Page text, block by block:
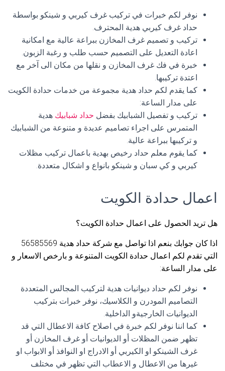
نوفر لكم خبرات في تركيب غرف كيربي و شينكو بواسطة
حداد غرف كيربي هدية المحترف.
تركيب و تصميم غرف المخازن ببراعة عالية مع امكانية
اعادة التعديل على التصميم حسب طلب و رغبة الزبون.
خبرة في فك غرف المخازن و نقلها من مكان الى آخر مع
اعتدة تركيبها.
كما يقدم لكم حداد هدية مجموعة من خدمات حدادة الكويت
على مدار الساعة:
تركيب و تفصيل الشبابيك بفضل حداد شبابيك هدية
المتمرس على اجراء تصاميم عديدة و متنوعة من الشبابيك
و تركيبها ببراعة عالية.
كما يقوم معلم حداد رخيص بهدية باعمال تركيب مظلات
كيربي و كي سبان و شينكو بانواع و اشكال متعددة.
اعمال حدادة الكويت
هل تريد الحصول على اعمال حدادة الكويت؟
اذا كان جوابك بنعم اذا تواصل مع شركة حداد هدية 56585569
التي تقدم لكم اعمال حدادة الكويت المتنوعة و بارخص الاسعار و
على مدار الساعة:
نوفر لكم حداد ديوانيات هدية لتركيب المجالس المتعددة
التصاميم المودرن و الكلاسيك، نوفر خبرات بتركيب
الديوانيات الخارجيةو الداخلية.
كما اننا نوفر لكم خبرة في اصلاح كافة الاعطال التي قد
تظهر ضمن المظلات أو الديوانيات أو غرف المخازن أو
غرف الشينكو او الكيربي أو الادراج او النوافذ أو الابواب او
غيرها من الاعطال و الاعطاب التي تظهر في مختلف